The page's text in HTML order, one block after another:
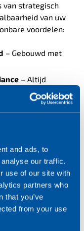
and ads, to
our traffic.
use of our site with
partners who
that you’ve
from your use
van strategisch
van uw
voordelen:
– Gebouwd met
– Altijd
Remote SIM
connectiviteit
reikwijdte en
dé keuze voor
– van OEM’s en